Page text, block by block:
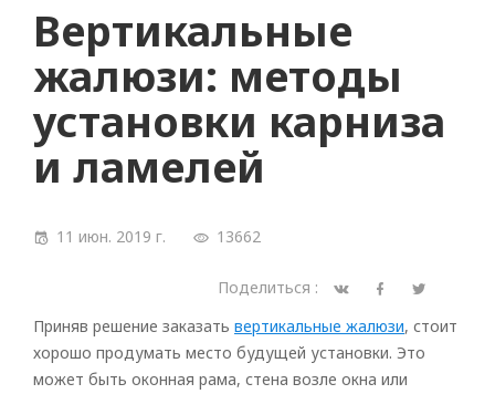
Вертикальные
жалюзи: методы
установки карниза
и ламелей
11 июн. 2019 г. 13662
Поделиться :
Приняв решение заказать вертикальные жалюзи, стоит
хорошо продумать место будущей установки. Это
может быть оконная рама, стена возле окна или